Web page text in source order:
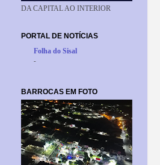
DA CAPITAL AO INTERIOR
PORTAL DE NOTÍCIAS
Folha do Sisal
-
BARROCAS EM FOTO